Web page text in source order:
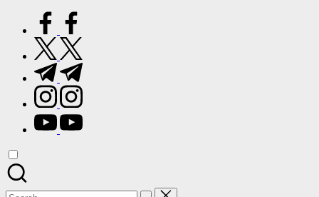
facebook.com
twitter.com
t.me
instagram.com
youtube.com
Search